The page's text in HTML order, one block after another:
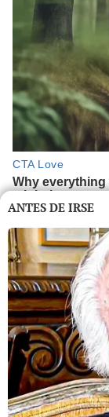
ANTES DE IRSE